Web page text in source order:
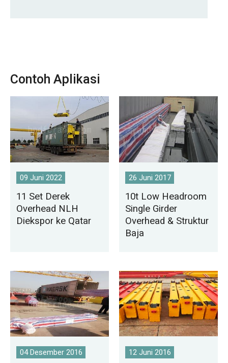
Contoh Aplikasi
09 Juni 2022
11 Set Derek
Overhead NLH
Diekspor ke Qatar
26 Juni 2017
10t Low Headroom
Single Girder
Overhead & Struktur
Baja
04 Desember 2016 12 Juni 2016